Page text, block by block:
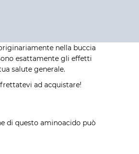
nella buccia
esattamente gli effetti
salute generale.
ad acquistare!
di questo aminoacido può